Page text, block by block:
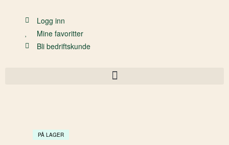
Logg inn
Mine favoritter
Bli bedriftskunde
PÅ LAGER